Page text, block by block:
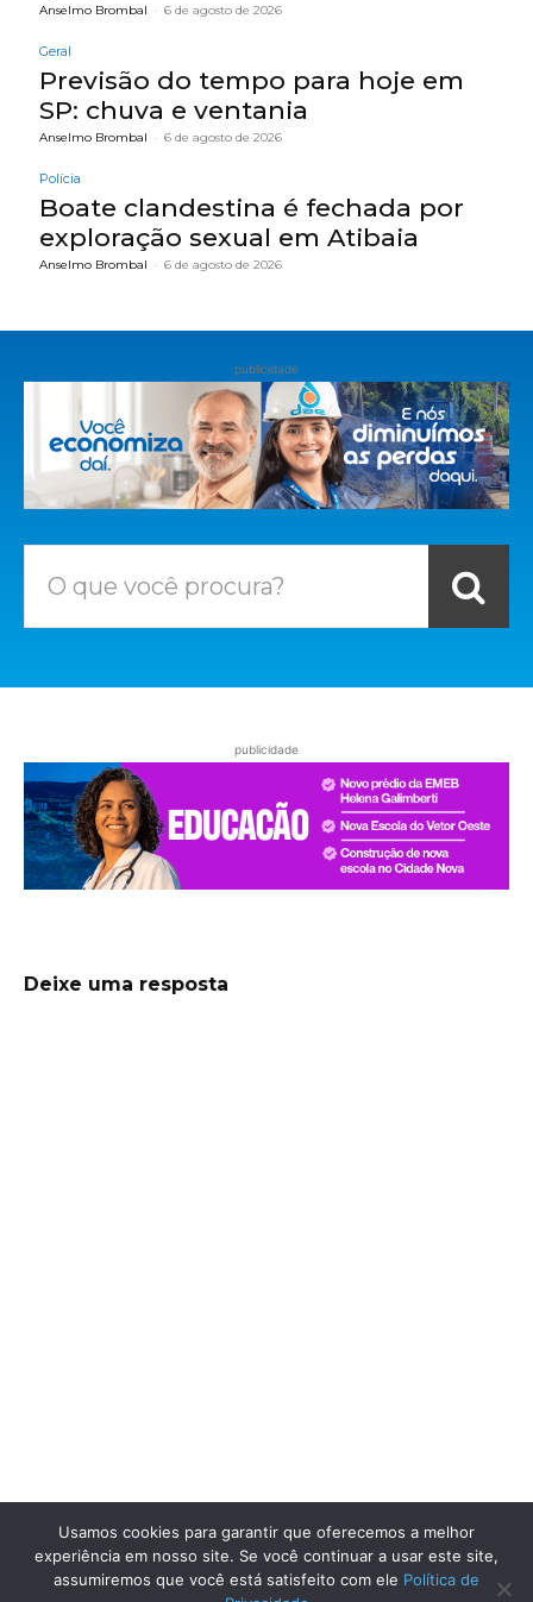
Anselmo Brombal - 6 de agosto de 2026
Geral
Previsão do tempo para hoje em
SP: chuva e ventania
Anselmo Brombal - 6 de agosto de 2026
Polícia
Boate clandestina é fechada por
exploração sexual em Atibaia
Anselmo Brombal - 6 de agosto de 2026
publicidade
O que você procura?
publicidade
Deixe uma resposta
Usamos cookies para garantir que oferecemos a melhor
experiência em nosso site. Se você continuar a usar este site,
assumiremos que você está satisfeito com ele Política de